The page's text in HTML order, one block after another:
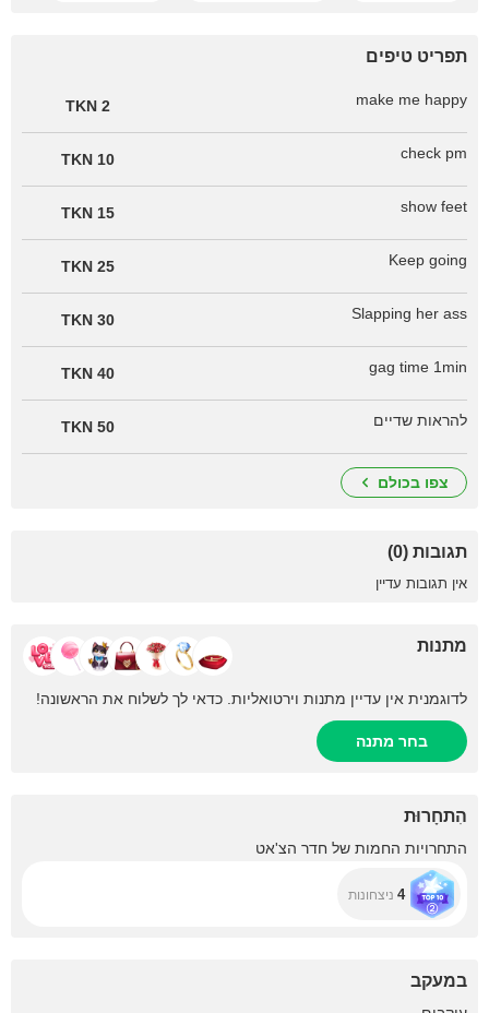
תפריט טיפים
make me happy
2 TKN
check pm
10 TKN
show feet
15 TKN
Keep going
25 TKN
Slapping her ass
30 TKN
gag time 1min
40 TKN
להראות שדיים 50 TKN
צפו בכולם
תגובות (0)
אין תגובות עדיין
מתנות
לדוגמנית אין עדיין מתנות וירטואליות. כדאי לך לשלוח את הראשונה!
בחר מתנה
הִתחָרוּת
התחרויות החמות של חדר הצ'אט
4 ניצחונות
במעקב